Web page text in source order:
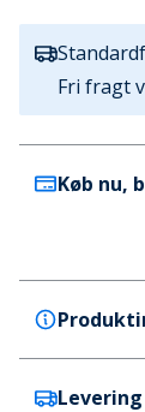
Fri fragt
Køb nu,
Ellesse